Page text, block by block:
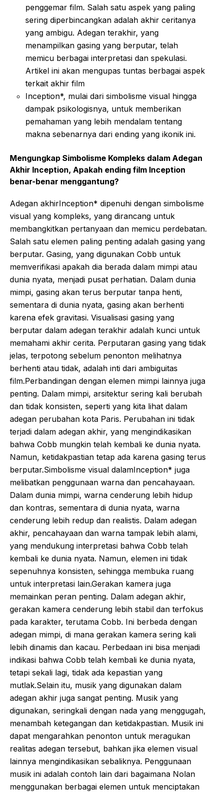
penggemar film. Salah satu aspek yang paling
sering diperbincangkan adalah akhir ceritanya
yang ambigu. Adegan terakhir, yang
menampilkan gasing yang berputar, telah
memicu berbagai interpretasi dan spekulasi.
Artikel ini akan mengupas tuntas berbagai aspek
terkait akhir film
Inception*, mulai dari simbolisme visual hingga
dampak psikologisnya, untuk memberikan
pemahaman yang lebih mendalam tentang
makna sebenarnya dari ending yang ikonik ini.
Mengungkap Simbolisme Kompleks dalam Adegan
Akhir Inception, Apakah ending film Inception
benar-benar menggantung?
Adegan akhirInception* dipenuhi dengan simbolisme
visual yang kompleks, yang dirancang untuk
membangkitkan pertanyaan dan memicu perdebatan.
Salah satu elemen paling penting adalah gasing yang
berputar. Gasing, yang digunakan Cobb untuk
memverifikasi apakah dia berada dalam mimpi atau
dunia nyata, menjadi pusat perhatian. Dalam dunia
mimpi, gasing akan terus berputar tanpa henti,
sementara di dunia nyata, gasing akan berhenti
karena efek gravitasi. Visualisasi gasing yang
berputar dalam adegan terakhir adalah kunci untuk
memahami akhir cerita. Perputaran gasing yang tidak
jelas, terpotong sebelum penonton melihatnya
berhenti atau tidak, adalah inti dari ambiguitas
film.Perbandingan dengan elemen mimpi lainnya juga
penting. Dalam mimpi, arsitektur sering kali berubah
dan tidak konsisten, seperti yang kita lihat dalam
adegan perubahan kota Paris. Perubahan ini tidak
terjadi dalam adegan akhir, yang mengindikasikan
bahwa Cobb mungkin telah kembali ke dunia nyata.
Namun, ketidakpastian tetap ada karena gasing terus
berputar.Simbolisme visual dalamInception* juga
melibatkan penggunaan warna dan pencahayaan.
Dalam dunia mimpi, warna cenderung lebih hidup
dan kontras, sementara di dunia nyata, warna
cenderung lebih redup dan realistis. Dalam adegan
akhir, pencahayaan dan warna tampak lebih alami,
yang mendukung interpretasi bahwa Cobb telah
kembali ke dunia nyata. Namun, elemen ini tidak
sepenuhnya konsisten, sehingga membuka ruang
untuk interpretasi lain.Gerakan kamera juga
memainkan peran penting. Dalam adegan akhir,
gerakan kamera cenderung lebih stabil dan terfokus
pada karakter, terutama Cobb. Ini berbeda dengan
adegan mimpi, di mana gerakan kamera sering kali
lebih dinamis dan kacau. Perbedaan ini bisa menjadi
indikasi bahwa Cobb telah kembali ke dunia nyata,
tetapi sekali lagi, tidak ada kepastian yang
mutlak.Selain itu, musik yang digunakan dalam
adegan akhir juga sangat penting. Musik yang
digunakan, seringkali dengan nada yang menggugah,
menambah ketegangan dan ketidakpastian. Musik ini
dapat mengarahkan penonton untuk meragukan
realitas adegan tersebut, bahkan jika elemen visual
lainnya mengindikasikan sebaliknya. Penggunaan
musik ini adalah contoh lain dari bagaimana Nolan
menggunakan berbagai elemen untuk menciptakan